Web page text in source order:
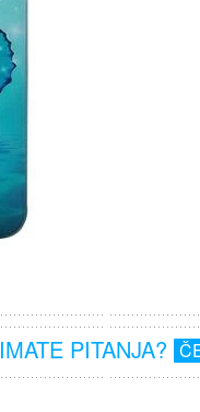
IMATE PITANJA?